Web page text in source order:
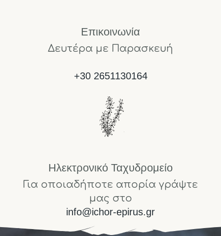
Επικοινωνία
Δευτέρα με Παρασκευή
+30 2651130164
Ηλεκτρονικό Ταχυδρομείο
Για οποιαδήποτε απορία γράψτε
μας στο
info@ichor-epirus.gr